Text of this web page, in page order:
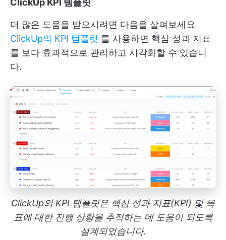
ClickUp KPI 템플릿
더 많은 도움을 받으시려면 다음을 살펴보세요
ClickUp의 KPI 템플릿 를 사용하면 핵심 성과 지표
를 보다 효과적으로 관리하고 시각화할 수 있습니
다.
ClickUp의 KPI 템플릿은 핵심 성과 지표(KPI) 및 목
표에 대한 진행 상황을 추적하는 데 도움이 되도록
설계되었습니다.